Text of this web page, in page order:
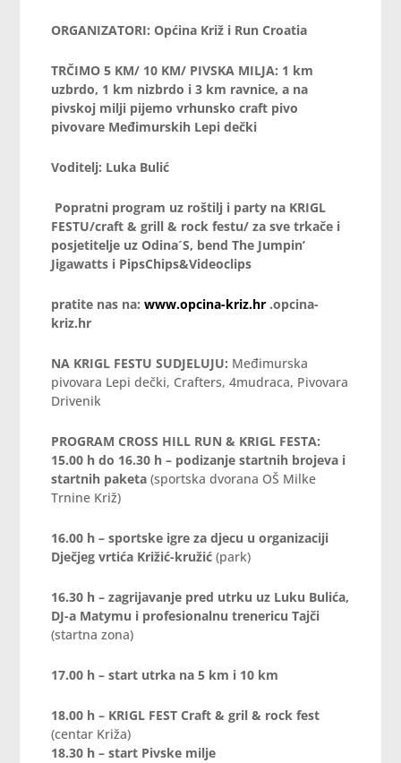
ORGANIZATORI: Općina Križ i Run Croatia
TRČIMO 5 KM/ 10 KM/ PIVSKA MILJA: 1 km
uzbrdo, 1 km nizbrdo i 3 km ravnice, a na
pivskoj milji pijemo vrhunsko craft pivo
pivovare Međimurskih Lepi dečki
Voditelj: Luka Bulić
Popratni program uz roštilj i party na KRIGL
FESTU/craft & grill & rock festu/ za sve trkače i
posjetitelje uz Odina´S, bend The Jumpin’
Jigawatts i PipsChips&Videoclips
pratite nas na:www.opcina-kriz.hr .opcina-
kriz.hr
NA KRIGL FESTU SUDJELUJU: Međimurska
pivovara Lepi dečki, Crafters, 4mudraca, Pivovara
Drivenik
PROGRAM CROSS HILL RUN & KRIGL FESTA:
15.00 h do 16.30 h – podizanje startnih brojeva i
startnih paketa (sportska dvorana OŠ Milke
Trnine Križ)
16.00 h – sportske igre za djecu u organizaciji
Dječjeg vrtića Križić-kružić (park)
16.30 h – zagrijavanje pred utrku uz Luku Bulića,
DJ-a Matymu i profesionalnu trenericu Tajči
(startna zona)
17.00 h – start utrka na 5 km i 10 km
18.00 h – KRIGL FEST Craft & gril & rock fest
(centar Križa)
18.30 h – start Pivske milje